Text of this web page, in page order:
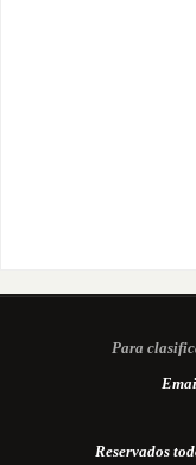
Para
Reservados